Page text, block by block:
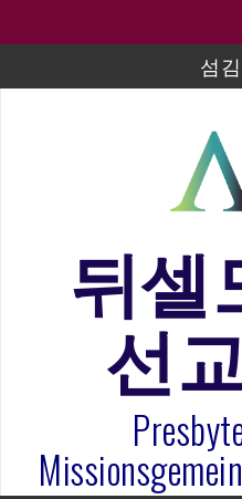
섬
김태희
2023년 어린
라합3
은퇴사
20260322 주안에 가만
뒤셀
선